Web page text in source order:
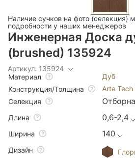
Наличие сучков на фото (селекция)
подробности у наших менеджеров
Инженерная Доска
(brushed) 135924
Артикул: 135924
Материал
Дуб
Конструкция/Толщина
Arte
Селекция
Длина 0,6-2,4
Ширина 140
Дизайн